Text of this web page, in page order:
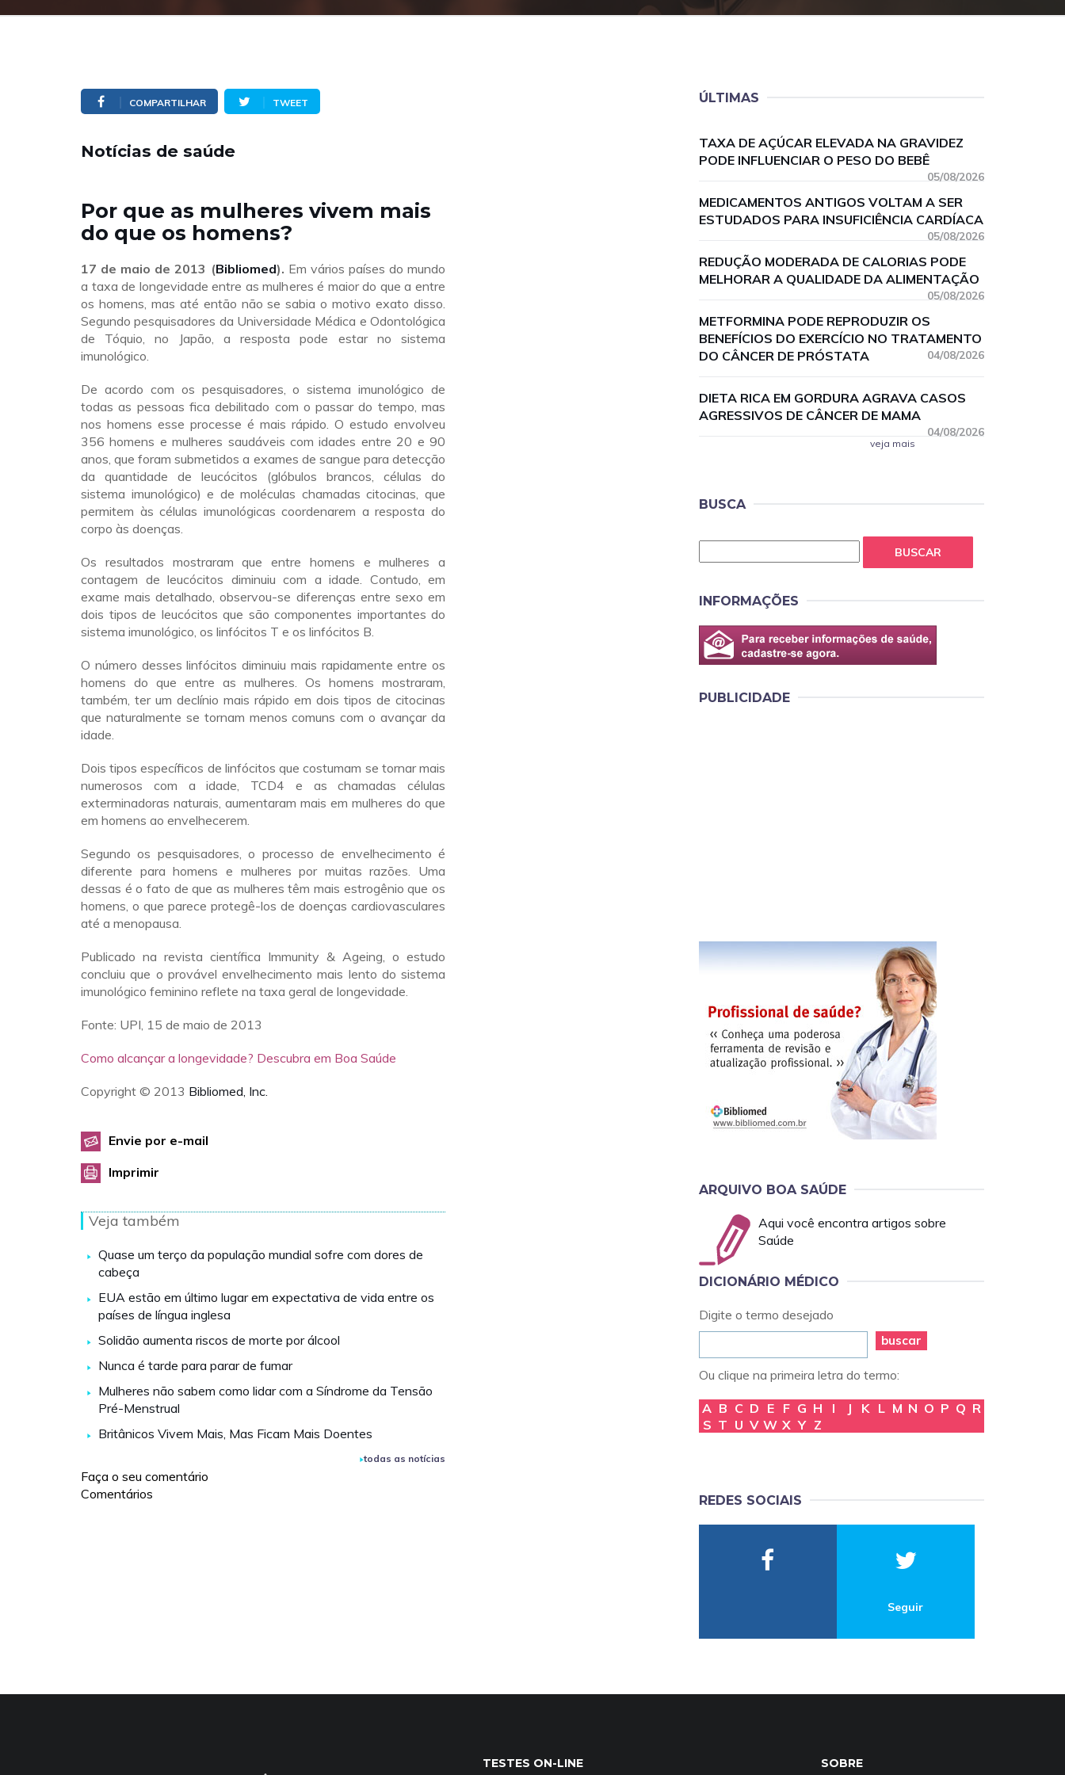
COMPARTILHAR TWEET
Notícias de saúde
Por que as mulheres vivem mais
do que os homens?
17 de maio de 2013 (Bibliomed). Em vários países do mundo
a taxa de longevidade entre as mulheres é maior do que a entre
os homens, mas até então não se sabia o motivo exato disso.
Segundo pesquisadores da Universidade Médica e Odontológica
de Tóquio, no Japão, a resposta pode estar no sistema
imunológico.
De acordo com os pesquisadores, o sistema imunológico de
todas as pessoas fica debilitado com o passar do tempo, mas
nos homens esse processe é mais rápido. O estudo envolveu
356 homens e mulheres saudáveis com idades entre 20 e 90
anos, que foram submetidos a exames de sangue para detecção
da quantidade de leucócitos (glóbulos brancos, células do
sistema imunológico) e de moléculas chamadas citocinas, que
permitem às células imunológicas coordenarem a resposta do
corpo às doenças.
Os resultados mostraram que entre homens e mulheres a
contagem de leucócitos diminuiu com a idade. Contudo, em
exame mais detalhado, observou-se diferenças entre sexo em
dois tipos de leucócitos que são componentes importantes do
sistema imunológico, os linfócitos T e os linfócitos B.
O número desses linfócitos diminuiu mais rapidamente entre os
homens do que entre as mulheres. Os homens mostraram,
também, ter um declínio mais rápido em dois tipos de citocinas
que naturalmente se tornam menos comuns com o avançar da
idade.
Dois tipos específicos de linfócitos que costumam se tornar mais
numerosos com a idade, TCD4 e as chamadas células
exterminadoras naturais, aumentaram mais em mulheres do que
em homens ao envelhecerem.
Segundo os pesquisadores, o processo de envelhecimento é
diferente para homens e mulheres por muitas razões. Uma
dessas é o fato de que as mulheres têm mais estrogênio que os
homens, o que parece protegê-los de doenças cardiovasculares
até a menopausa.
Publicado na revista científica Immunity & Ageing, o estudo
concluiu que o provável envelhecimento mais lento do sistema
imunológico feminino reflete na taxa geral de longevidade.
Fonte: UPI, 15 de maio de 2013
Como alcançar a longevidade? Descubra em Boa Saúde
Copyright © 2013 Bibliomed, Inc.
Envie por e-mail
Imprimir
Veja também
Quase um terço da população mundial sofre com dores de
cabeça
EUA estão em último lugar em expectativa de vida entre os
países de língua inglesa
Solidão aumenta riscos de morte por álcool
Nunca é tarde para parar de fumar
Mulheres não sabem como lidar com a Síndrome da Tensão
Pré-Menstrual
Britânicos Vivem Mais, Mas Ficam Mais Doentes
todas as notícias
Faça o seu comentário
Comentários
ÚLTIMAS
TAXA DE AÇÚCAR ELEVADA NA GRAVIDEZ
PODE INFLUENCIAR O PESO DO BEBÊ
05/08/2026
MEDICAMENTOS ANTIGOS VOLTAM A SER
ESTUDADOS PARA INSUFICIÊNCIA CARDÍACA
05/08/2026
REDUÇÃO MODERADA DE CALORIAS PODE
MELHORAR A QUALIDADE DA ALIMENTAÇÃO
05/08/2026
METFORMINA PODE REPRODUZIR OS
BENEFÍCIOS DO EXERCÍCIO NO TRATAMENTO
DO CÂNCER DE PRÓSTATA
04/08/2026
DIETA RICA EM GORDURA AGRAVA CASOS
AGRESSIVOS DE CÂNCER DE MAMA
04/08/2026
veja mais
BUSCA
BUSCAR
INFORMAÇÕES
PUBLICIDADE
ARQUIVO BOA SAÚDE
Aqui você encontra artigos sobre
Saúde
DICIONÁRIO MÉDICO
Digite o termo desejado
buscar
Ou clique na primeira letra do termo:
A B C D E F G H I J K L M N O P Q R
S T U V W X Y Z
REDES SOCIAIS
Seguir
TESTES ON-LINE SOBRE